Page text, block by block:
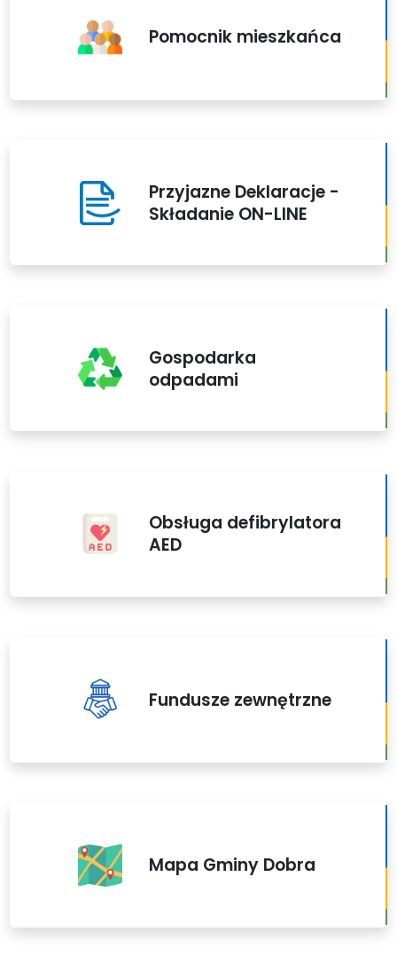
Pomocnik mieszkańca
Przyjazne Deklaracje -
Składanie ON-LINE
Gospodarka
odpadami
Obsługa defibrylatora
AED
Fundusze zewnętrzne
Mapa Gminy Dobra